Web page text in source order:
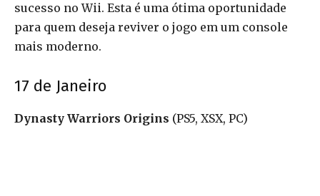
sucesso no Wii. Esta é uma ótima oportunidade
para quem deseja reviver o jogo em um console
mais moderno.
17 de Janeiro
Dynasty Warriors Origins (PS5, XSX, PC)